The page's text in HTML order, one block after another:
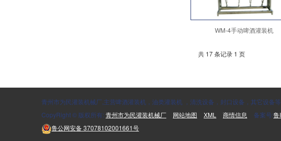
WM-4手动啤酒灌装机
共 17 条记录 1 页
青州市为民灌装机械厂,主营啤酒灌装机，油类灌装机 ，清洗设备，封口设备，其它设备
CopyRight © 版权所有: 青州市为民灌装机械厂 网站地图 XML 商情信息 备案号:鲁
鲁公网安备37078102001661号